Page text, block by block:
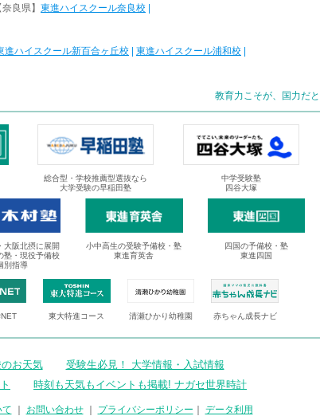
奈良県】 東進ハイスクール奈良校
進ハイスクール新百合ヶ丘校 東進ハイスクール浦和校
教育力こそが、国力だと
総合型・学校推薦型選抜なら
大学受験の早稲田塾
中学受験塾
四谷大塚
大阪北摂に展開
塾・現役予備校
別指導
小中高生の受験予備校・塾
東進育英舎
四国の予備校・塾
東進四国
東大特進コース 清瀬ひかり幼稚園 赤ちゃん成長ナビ
お天気
受験生必見！ 大学情報・入試情報
時刻も天気もイベントも掲載! ナガセ世界時計
て お問い合わせ｜ プライバシーポリシー データ利用